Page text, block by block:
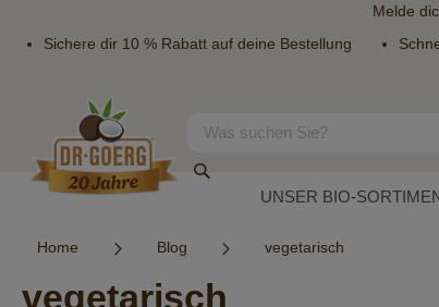
Melde
Sichere dir 10 % Rabatt auf deine Bestellung
Inhalt
Suche
UNSER BIO-
Home Blog vegetarisch
vegetarisch